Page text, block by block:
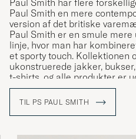
Paul Smith har flere
Paul Smith en mere
version af det britiske
Paul Smith er en smule
linje, hvor man har
et sporty touch. Kollektionen
ukonstruerede jakker,
t-shirts, og alle produkter er
detaljer og de karakteristiske
logo.
TIL PS PAUL SMITH